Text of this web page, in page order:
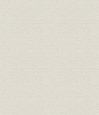
5 エレクトロニクス
6 変電製品
7 半導体応用製品
8 その他の製品
第2章 研究開発
第1節 概要